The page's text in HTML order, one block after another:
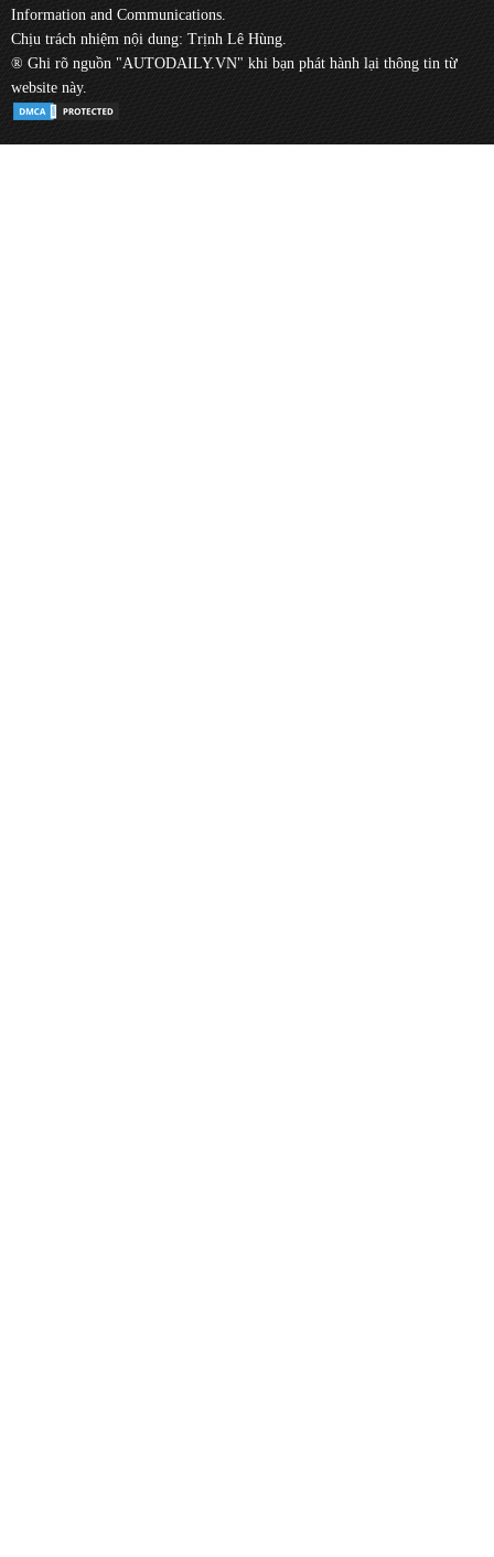
Information and Communications.
Chịu trách nhiệm nội dung: Trịnh Lê Hùng.
® Ghi rõ nguồn "AUTODAILY.VN" khi bạn phát hành lại thông tin từ
website này.